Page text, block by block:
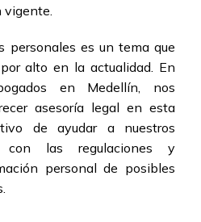
vigente.
personales es un tema que
alto en la actualidad. En
en Medellín, nos
asesoría legal en esta
de ayudar a nuestros
las regulaciones y
personal de posibles